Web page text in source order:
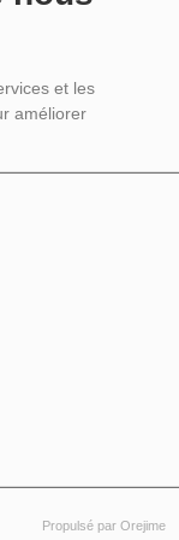
et les
améliorer
Propulsé par Orejime